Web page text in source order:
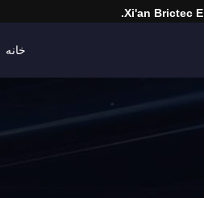
Xi'an Brictec
خانه